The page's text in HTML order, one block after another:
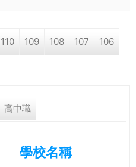
110 109 108 107 106
高中職
學校名稱